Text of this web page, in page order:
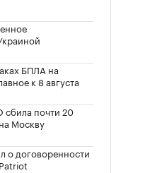
БПЛА на
к 8 августа
сбила почти 20
Москву
о договоренности